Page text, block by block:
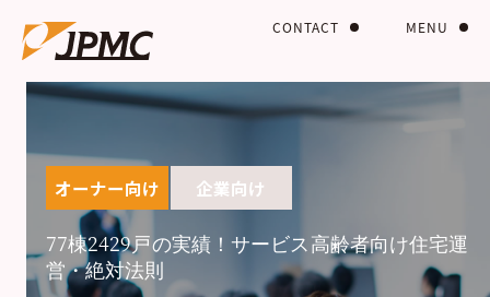
MENU
CONTACT
オーナー向け 企業向け
77棟2429戸の実績！サービス高齢者向け住宅運
営・絶対法則